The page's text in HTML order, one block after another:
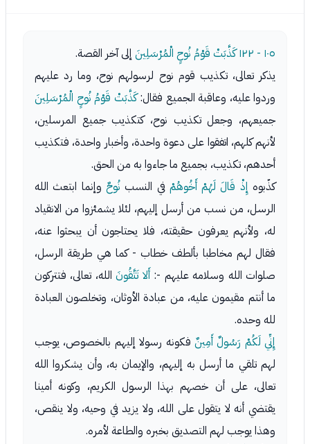
١٠٥ - ١٢٢ كَذَّبَتْ قَوْمُ نُوحٍ الْمُرْسَلِينَ إلى آخر القصة.
يذكر تعالى، تكذيب قوم نوح لرسولهم نوح، وما رد عليهم
وردوا عليه، وعاقبة الجميع فقال:كَذَّبَتْ قَوْمُ نُوحٍ الْمُرْسَلِينَ
جميعهم، وجعل تكذيب نوح، كتكذيب جميع المرسلين،
لأنهم كلهم، اتفقوا على دعوة واحدة، وأخبار واحدة، فتكذيب
أحدهم، تكذيب، بجميع ما جاءوا به من الحق.
كذّبوه إِذْ قَالَ لَهُمْ أَخُوهُمْ في النسبنُوحٌ وإنما ابتعث الله
الرسل، من نسب من أرسل إليهم، لئلا يشمئزوا من الانقياد
له، ولأنهم يعرفون حقيقته، فلا يحتاجون أن يبحثوا عنه،
فقال لهم مخاطبا بألطف خطاب - كما هي طريقة الرسل،
صلوات الله وسلامه عليهم -:أَلا تَتَّقُونَالله، تعالى، فتتركون
ما أنتم مقيمون عليه، من عبادة الأوثان، وتخلصون العبادة
لله وحده.
إِنِّي لَكُمْ رَسُولٌ أَمِينٌ فكونه رسولا إليهم بالخصوص، يوجب
لهم تلقي ما أرسل به إليهم، والإيمان به، وأن يشكروا الله
تعالى، على أن خصهم بهذا الرسول الكريم، وكونه أمينا
يقتضي أنه لا يتقول على الله، ولا يزيد في وحيه، ولا ينقص،
وهذا يوجب لهم التصديق بخبره والطاعة لأمره.